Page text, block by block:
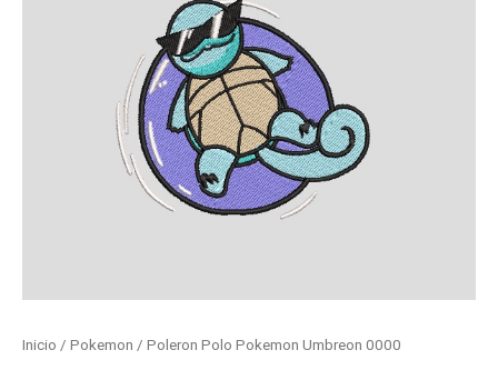
Inicio / Pokemon / Poleron Polo Pokemon Umbreon 0000